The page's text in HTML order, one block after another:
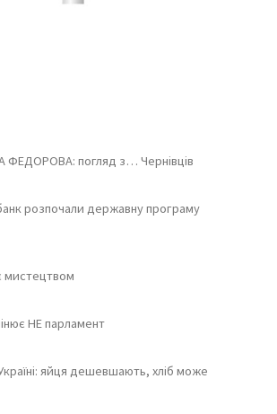
ФЕДОРОВА: погляд з… Чернівців
розпочали державну програму
мистецтвом
НЕ парламент
яйця дешевшають, хліб може